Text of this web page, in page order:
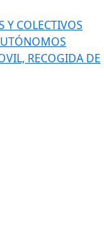
Y COLECTIVOS
RECOGIDA DE